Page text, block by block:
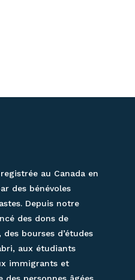
au Canada en
des bénévoles
Depuis notre
des dons de
bourses d’études
aux étudiants
immigrants et